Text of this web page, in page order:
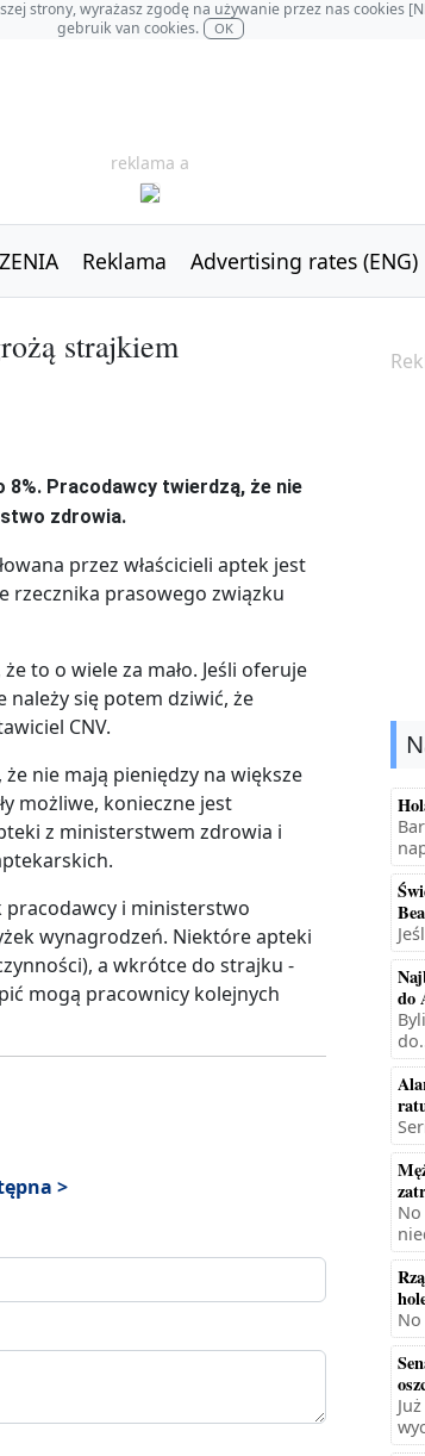
strony, wyrażasz zgodę na używanie przez nas
gebruik van cookies.
OK
reklama a
Reklama Advertising rates (ENG)
strajkiem
Pracodawcy twierdzą, że nie
zdrowia.
przez właścicieli aptek jest
rzecznika prasowego związku
to o wiele za mało. Jeśli oferuje
należy się potem dziwić, że
CNV.
nie mają pieniędzy na większe
możliwe, konieczne jest
z ministerstwem zdrowia i
pracodawcy i ministerstwo
wynagrodzeń. Niektóre apteki
a wkrótce do strajku -
mogą pracownicy kolejnych
>
do